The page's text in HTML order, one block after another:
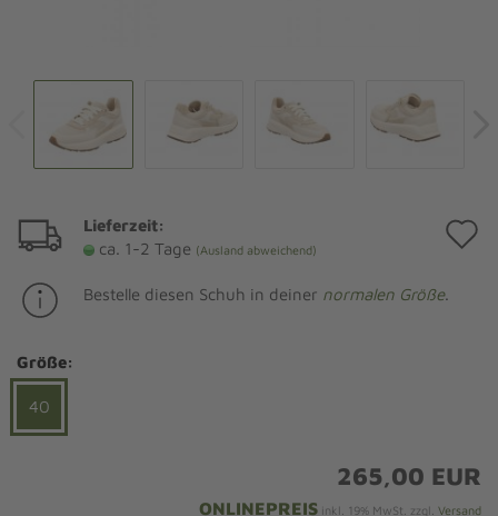
Lieferzeit:
ca. 1-2 Tage (Ausland abweichend)
Bestelle diesen Schuh in deiner normalen Größe.
Größe:
40
265,00 EUR
ONLINEPREIS inkl. 19% MwSt. zzgl. Versand